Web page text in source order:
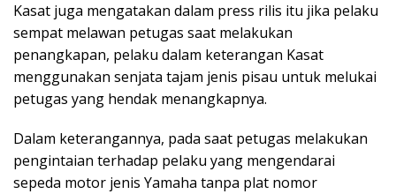
Kasat juga mengatakan dalam press rilis itu jika pelaku
sempat melawan petugas saat melakukan
penangkapan, pelaku dalam keterangan Kasat
menggunakan senjata tajam jenis pisau untuk melukai
petugas yang hendak menangkapnya.
Dalam keterangannya, pada saat petugas melakukan
pengintaian terhadap pelaku yang mengendarai
sepeda motor jenis Yamaha tanpa plat nomor